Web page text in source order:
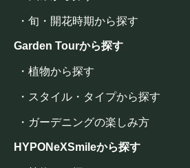
・旬・開花時期から探す
Garden Tourから探す
・植物から探す
・スタイル・タイプから探す
・ガーデニングの楽しみ方
HYPONeXSmileから探す